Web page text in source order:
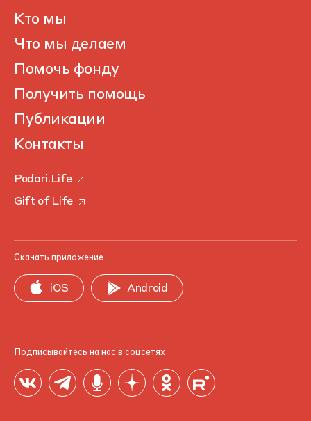
Кто мы
Что мы делаем
Помочь фонду
Получить помощь
Публикации
Контакты
Podari.Life
Gift of Life
Скачать приложение
iOS Android
Подписывайтесь на нас в соцсетях